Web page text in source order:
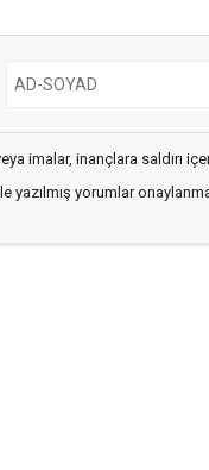
imalar, inançlara saldırı
yazılmış yorumlar